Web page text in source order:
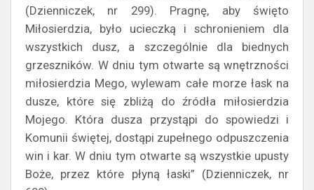
(Dzienniczek, nr 299). Pragnę, aby święto
Miłosierdzia, było ucieczką i schronieniem dla
wszystkich dusz, a szczególnie dla biednych
grzeszników. W dniu tym otwarte są wnętrzności
miłosierdzia Mego, wylewam całe morze łask na
dusze, które się zbliżą do źródła miłosierdzia
Mojego. Która dusza przystąpi do spowiedzi i
Komunii świętej, dostąpi zupełnego odpuszczenia
win i kar. W dniu tym otwarte są wszystkie upusty
Boże, przez które płyną łaski” (Dzienniczek, nr